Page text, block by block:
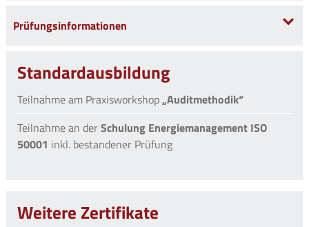
Prüfungsinformationen
Standardausbildung
Teilnahme am Praxisworkshop„Auditmethodik“
Teilnahme an derSchulung Energiemanagement ISO
50001 inkl. bestandener Prüfung
Weitere Zertifikate